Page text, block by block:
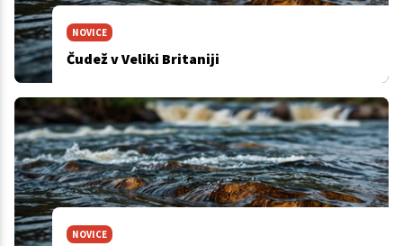
NOVICE
Čudež v Veliki Britaniji
NOVICE